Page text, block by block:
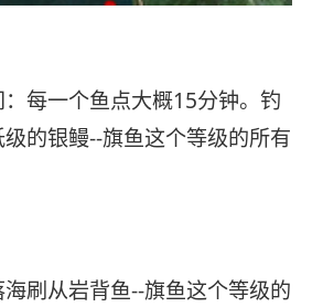
每一个鱼点大概15分钟。钓
的银鳗--旗鱼这个等级的所有
从岩背鱼--旗鱼这个等级的